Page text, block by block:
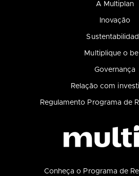
A Multiplan
Inovação
Multiplique o
Governança
Relação com
Regulamento Programa de
Conheça o Programa de